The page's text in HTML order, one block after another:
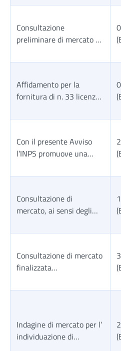
Protezione dei dati.
- multilicenza per 150
ZoomText Reader e SMA
per la durata di 24 mesi.
preliminare di mercato ai
sensi degli artt. 77 e 78
del D.lgs. n. 36/2023.
Consultazione
preliminare di mercato ai
77 e 78 del D.lgs. n.
Prodotti Software IBM
per il Sistema
la durata di 36 mesi».
Affidamento per la
fornitura di n. 33 licenze
360” e relativi corsi di
Rise per 12 mesi per le
esigenze della Direzione
Accademia INPS -
Consultazione
preliminare di mercato
Con il presente Avviso
l’INPS promuove una
sensi dell’art. 50 del d.lgs.
a conoscere le
manifestazioni di
l’affidamento del servizio
avente ad oggetto la
gestione finanziaria e i
servizi bancari accessori
Evoluto”
Consultazione di
mercato, ai sensi degli
36/2023, volta
“Servizio di pagamento
delle prestazioni INPS al
nazionale”.
Consultazione di mercato
finalizzata
di accesso a banche dati
Communication
Technology (ICT) &
Indagine di mercato per l’
individuazione di